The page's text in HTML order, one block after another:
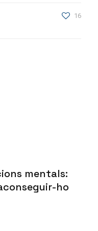
16
mentals:
ho